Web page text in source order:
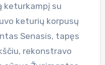
keturkampį su
keturių korpusų
Senasis, tapęs
rekonstravo